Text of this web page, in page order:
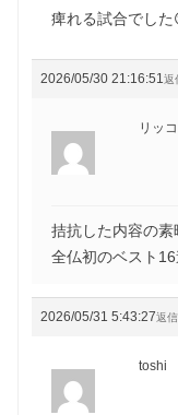
痺れる試合でした
2026/05/30 21:16:51返
リッ
拮抗した内容の素
全仏初のベスト
2026/05/31 5:43:27返信
toshi